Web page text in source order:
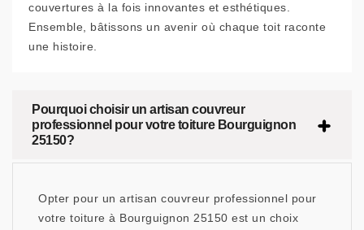
couvertures à la fois innovantes et esthétiques.
Ensemble, bâtissons un avenir où chaque toit raconte
une histoire.
Pourquoi choisir un artisan couvreur
professionnel pour votre toiture Bourguignon
25150?
Opter pour un artisan couvreur professionnel pour
votre toiture à Bourguignon 25150 est un choix